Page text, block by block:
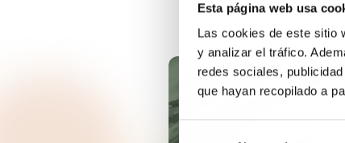
Esta página web usa
Las cookies de este sitio
y analizar el tráfico.
redes sociales,
que hayan recopilado a
TURPINAL SL